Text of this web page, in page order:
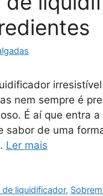
nem sempre é
É aí que entra
sabor de uma
Ler mais
de liquidificador,